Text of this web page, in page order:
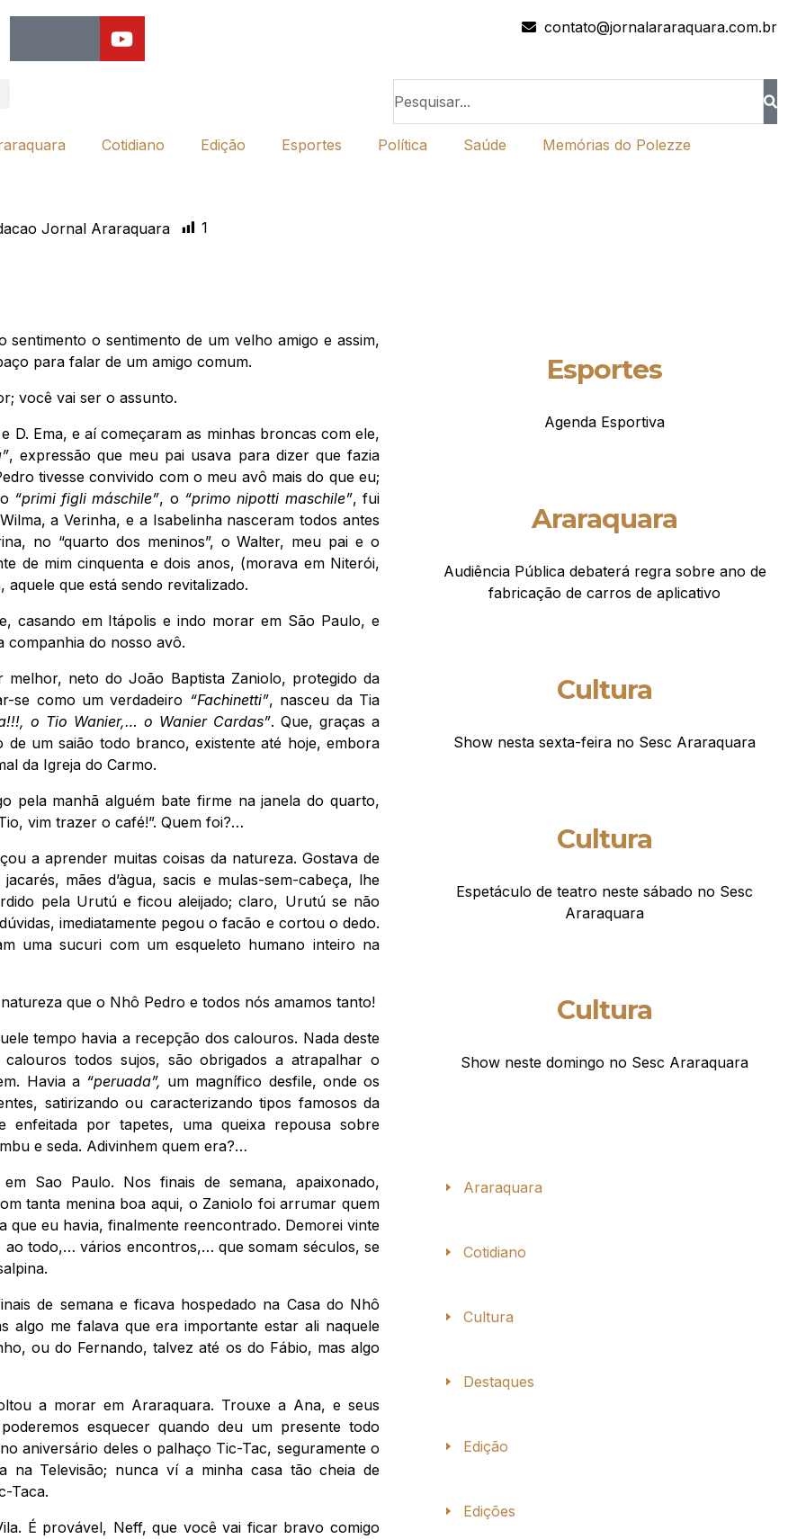
contato@jornalararaquara.com.br
Cotidiano Edição Esportes Política Saúde Memórias do Polezze
Jornal Araraquara 1
o sentimento de um velho amigo e assim,
para falar de um amigo comum.
você vai ser o assunto.
D. Ema, e aí começaram as minhas broncas com ele,
, expressão que meu pai usava para dizer que fazia
tivesse convivido com o meu avô mais do que eu;
“primi figli máschile”, o “primo nipotti maschile”, fui
a Verinha, e a Isabelinha nasceram todos antes
no “quarto dos meninos”, o Walter, meu pai e o
de mim cinquenta e dois anos, (morava em Niterói,
que está sendo revitalizado.
casando em Itápolis e indo morar em São Paulo, e
companhia do nosso avô.
neto do João Baptista Zaniolo, protegido da
se como um verdadeiro “Fachinetti”, nasceu da Tia
o Tio Wanier,… o Wanier Cardas”. Que, graças a
um saião todo branco, existente até hoje, embora
da Igreja do Carmo.
pela manhã alguém bate firme na janela do quarto,
vim trazer o café!”. Quem foi?…
a aprender muitas coisas da natureza. Gostava de
mães d’àgua, sacis e mulas-sem-cabeça, lhe
pela Urutú e ficou aleijado; claro, Urutú se não
imediatamente pegou o facão e cortou o dedo.
uma sucuri com um esqueleto humano inteiro na
que o Nhô Pedro e todos nós amamos tanto!
tempo havia a recepção dos calouros. Nada deste
todos sujos, são obrigados a atrapalhar o
Havia a “peruada”, um magnífico desfile, onde os
satirizando ou caracterizando tipos famosos da
enfeitada por tapetes, uma queixa repousa sobre
e seda. Adivinhem quem era?…
Sao Paulo. Nos finais de semana, apaixonado,
tanta menina boa aqui, o Zaniolo foi arrumar quem
que eu havia, finalmente reencontrado. Demorei vinte
todo,… vários encontros,… que somam séculos, se
de semana e ficava hospedado na Casa do Nhô
algo me falava que era importante estar ali naquele
ou do Fernando, talvez até os do Fábio, mas algo
a morar em Araraquara. Trouxe a Ana, e seus
esquecer quando deu um presente todo
aniversário deles o palhaço Tic-Tac, seguramente o
na Televisão; nunca ví a minha casa tão cheia de
Taca.
É provável, Neff, que você vai ficar bravo comigo
Esportes
Agenda Esportiva
Araraquara
Audiência Pública debaterá regra sobre ano de
fabricação de carros de aplicativo
Cultura
Show nesta sexta-feira no Sesc Araraquara
Cultura
Espetáculo de teatro neste sábado no Sesc
Araraquara
Cultura
Show neste domingo no Sesc Araraquara
Araraquara
Cotidiano
Cultura
Destaques
Edição
Edições